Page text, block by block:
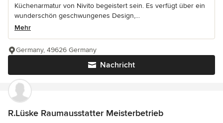
Küchenarmatur von Nivito begeistert sein. Es verfügt über ein
wunderschön geschwungenes Design,...
Mehr
Nachricht
Germany, 49626 Germany
R.Lüske Raumausstatter Meisterbetrieb